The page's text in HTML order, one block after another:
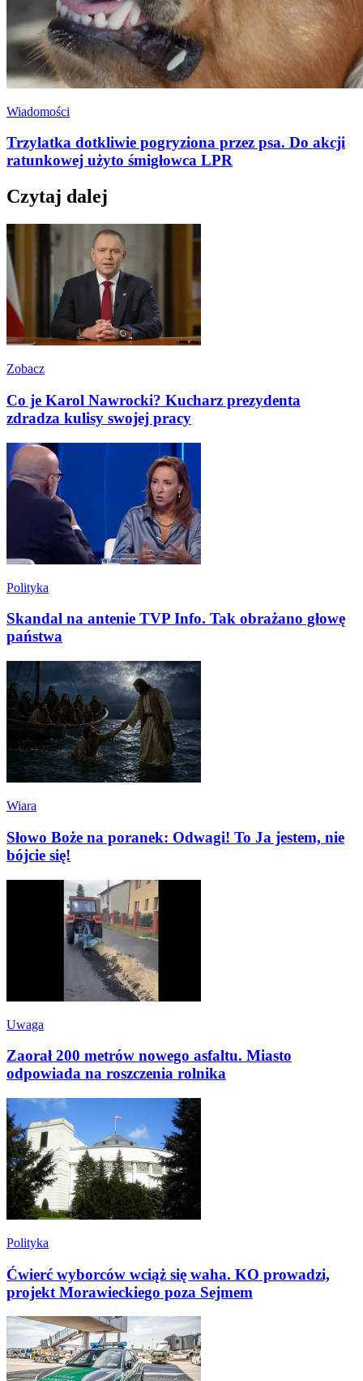
Wiadomości
Trzylatka dotkliwie pogryziona przez psa. Do akcji
ratunkowej użyto śmigłowca LPR
Czytaj dalej
Zobacz
Co je Karol Nawrocki? Kucharz prezydenta
zdradza kulisy swojej pracy
Polityka
Skandal na antenie TVP Info. Tak obrażano głowę
państwa
Wiara
Słowo Boże na poranek: Odwagi! To Ja jestem, nie
bójcie się!
Uwaga
Zaorał 200 metrów nowego asfaltu. Miasto
odpowiada na roszczenia rolnika
Polityka
Ćwierć wyborców wciąż się waha. KO prowadzi,
projekt Morawieckiego poza Sejmem